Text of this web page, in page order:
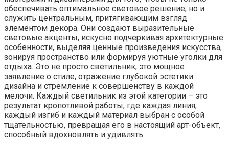
обеспечивать оптимальное световое решение, но и
служить центральным, притягивающим взгляд
элементом декора. Они создают выразительные
световые акценты, искусно подчеркивая архитектурные
особенности, выделяя ценные произведения искусства,
зонируя пространство или формируя уютные уголки для
отдыха. Это не просто светильник, это мощное
заявление о стиле, отражение глубокой эстетики
дизайна и стремление к совершенству в каждой
мелочи. Каждый светильник из этой категории – это
результат кропотливой работы, где каждая линия,
каждый изгиб и каждый материал выбран с особой
тщательностью, превращая его в настоящий арт-объект,
способный вдохновлять и удивлять.